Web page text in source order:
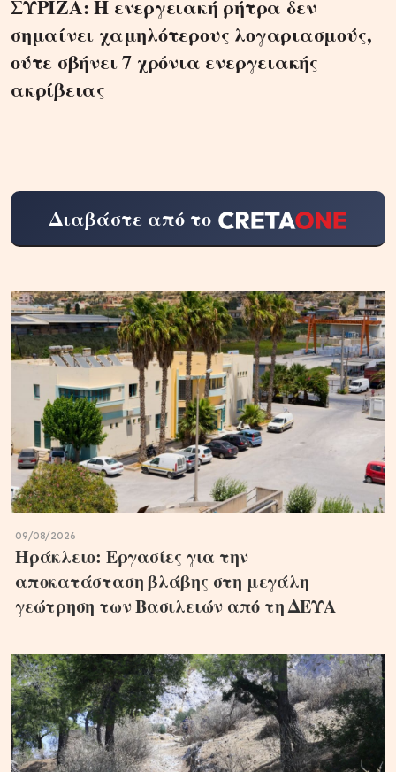
ΣΥΡΙΖΑ: Η ενεργειακή ρήτρα δεν
σημαίνει χαμηλότερους λογαριασμούς,
ούτε σβήνει 7 χρόνια ενεργειακής
ακρίβειας
Διαβάστε από το
09/08/2026
Ηράκλειο: Εργασίες για την
αποκατάσταση βλάβης στη μεγάλη
γεώτρηση των Βασιλειών από τη ΔΕΥΑ